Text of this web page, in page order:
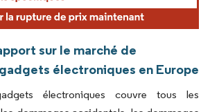
sur le marché de
électroniques en Europe
électroniques couvre tous les